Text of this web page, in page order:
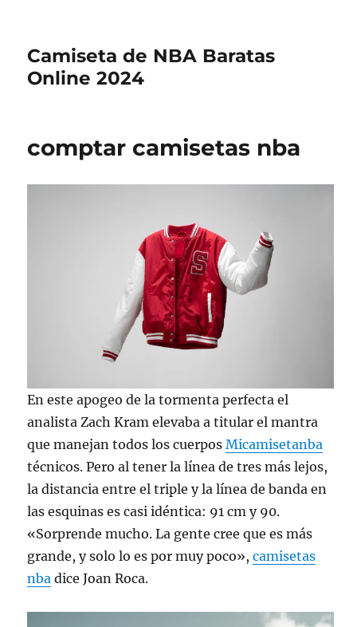
Camiseta de NBA Baratas
Online 2024
comptar camisetas nba
En este apogeo de la tormenta perfecta el
analista Zach Kram elevaba a titular el mantra
que manejan todos los cuerposMicamisetanba
técnicos. Pero al tener la línea de tres más lejos,
la distancia entre el triple y la línea de banda en
las esquinas es casi idéntica: 91 cm y 90.
«Sorprende mucho. La gente cree que es más
grande, y solo lo es por muy poco»,camisetas
nba dice Joan Roca.